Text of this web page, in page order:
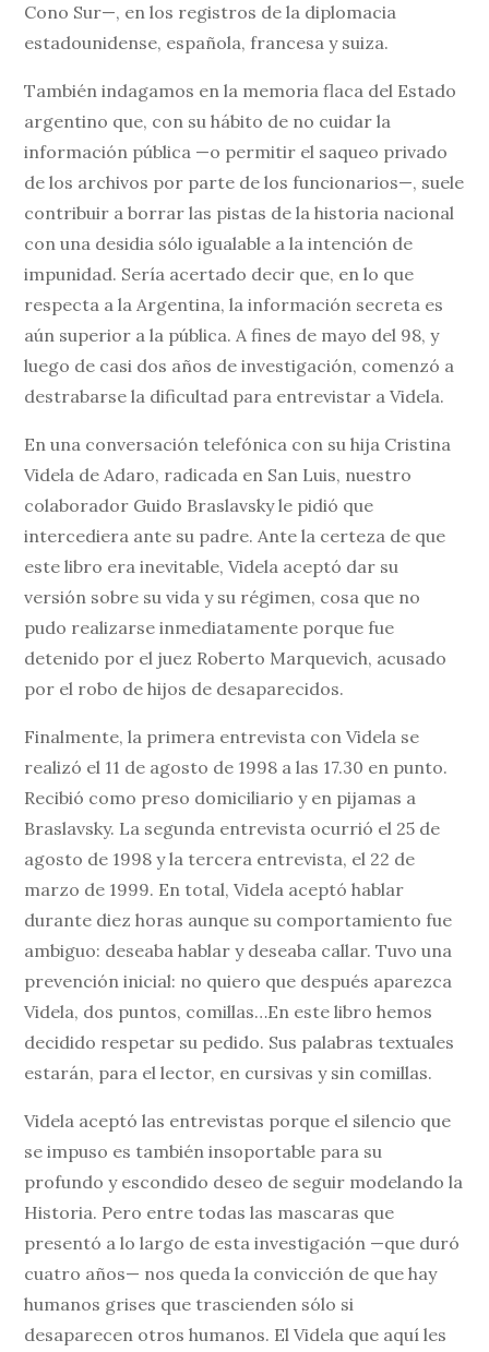
Cono Sur—, en los registros de la diplomacia
estadounidense, española, francesa y suiza.
También indagamos en la memoria flaca del Estado
argentino que, con su hábito de no cuidar la
información pública —o permitir el saqueo privado
de los archivos por parte de los funcionarios—, suele
contribuir a borrar las pistas de la historia nacional
con una desidia sólo igualable a la intención de
impunidad. Sería acertado decir que, en lo que
respecta a la Argentina, la información secreta es
aún superior a la pública. A fines de mayo del 98, y
luego de casi dos años de investigación, comenzó a
destrabarse la dificultad para entrevistar a Videla.
En una conversación telefónica con su hija Cristina
Videla de Adaro, radicada en San Luis, nuestro
colaborador Guido Braslavsky le pidió que
intercediera ante su padre. Ante la certeza de que
este libro era inevitable, Videla aceptó dar su
versión sobre su vida y su régimen, cosa que no
pudo realizarse inmediatamente porque fue
detenido por el juez Roberto Marquevich, acusado
por el robo de hijos de desaparecidos.
Finalmente, la primera entrevista con Videla se
realizó el 11 de agosto de 1998 a las 17.30 en punto.
Recibió como preso domiciliario y en pijamas a
Braslavsky. La segunda entrevista ocurrió el 25 de
agosto de 1998 y la tercera entrevista, el 22 de
marzo de 1999. En total, Videla aceptó hablar
durante diez horas aunque su comportamiento fue
ambiguo: deseaba hablar y deseaba callar. Tuvo una
prevención inicial: no quiero que después aparezca
Videla, dos puntos, comillas…En este libro hemos
decidido respetar su pedido. Sus palabras textuales
estarán, para el lector, en cursivas y sin comillas.
Videla aceptó las entrevistas porque el silencio que
se impuso es también insoportable para su
profundo y escondido deseo de seguir modelando la
Historia. Pero entre todas las mascaras que
presentó a lo largo de esta investigación —que duró
cuatro años— nos queda la convicción de que hay
humanos grises que trascienden sólo si
desaparecen otros humanos. El Videla que aquí les